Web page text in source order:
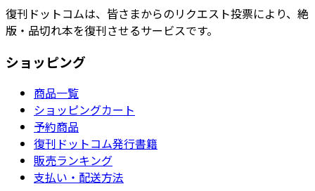
復刊ドットコムは、皆さまからのリクエスト投票により、絶
版・品切れ本を復刊させるサービスです。
ショッピング
商品一覧
ショッピングカート
予約商品
復刊ドットコム発行書籍
販売ランキング
支払い・配送方法